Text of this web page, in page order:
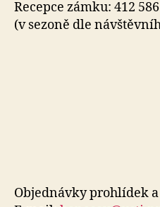
Recepce zámku: 412
(v sezoně dle
Objednávky prohlídek